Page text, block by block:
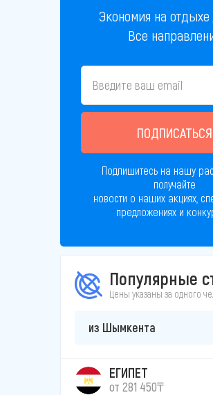
Экономия на отдыхе
Все
ПОДПИСАТЬСЯ
Подпишитесь на нашу
получайте
новости о наших акциях,
предложениях и
Популярные
Цены указаны за одного
из Шымкента
ЕГИПЕТ
от 281 450₸